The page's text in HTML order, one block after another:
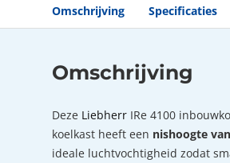
Omschrijving Specificaties
Omschrijving
Deze Liebherr IRe 4100
koelkast heeft een nishoogte
ideale luchtvochtigheid zodat